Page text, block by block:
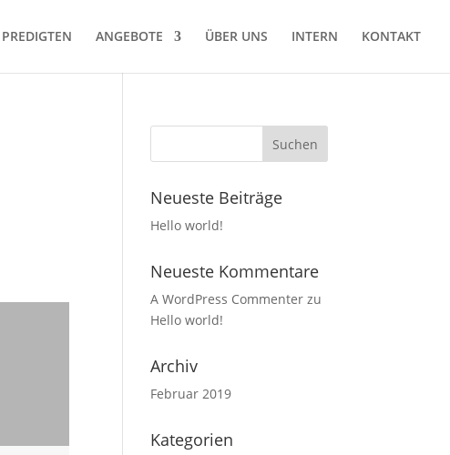
PREDIGTEN ANGEBOTE ÜBER UNS INTERN KONTAKT
Neueste Beiträge
Hello world!
Neueste Kommentare
A WordPress Commenter zu
Hello world!
Archiv
Februar 2019
Kategorien